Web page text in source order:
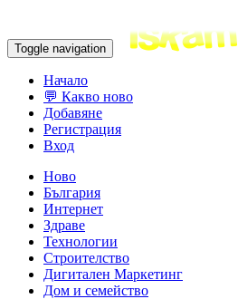
Toggle navigation
Начало
💬 Какво ново
Добавяне
Регистрация
Вход
Ново
България
Интернет
Здраве
Технологии
Строителство
Дигитален Маркетинг
Дом и семейство